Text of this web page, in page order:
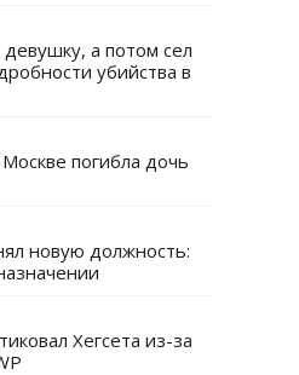
а потом сел
убийства в
погибла дочь
новую должность:
Хегсета из-за